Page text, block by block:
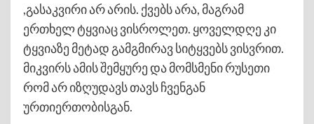
,გასაკვირი არ არის. ქვებს არა, მაგრამ
ერთხელ ტყვიაც ვისროლეთ. ყოველდღე კი
ტყვიაზე მეტად გამგმირავ სიტყვებს ვისვრით.
მიკვირს ამის შემყურე და მომსმენი რუსეთი
რომ არ იზღუდავს თავს ჩვენგან
ურთიერთობისგან.